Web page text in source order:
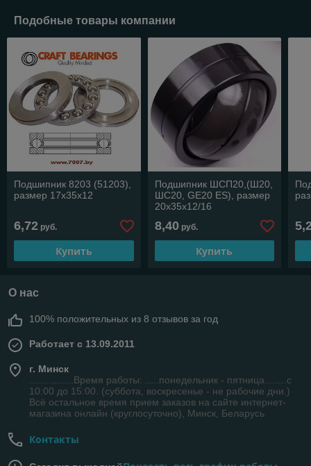
Подобные товары компании
Подшипник 8203 (51203),
размер 17х35х12
6,72 руб.
Купить
Подшипник ШСП20,(Ш20,
ШС20, GE20 ES), размер
20х35х12/16
8,40руб.
Купить
О нас
100% положительных из 8 отзывов за год
Работает с 13.09.2011
г. Минск
................Время работы: .....понедельник - пятница........с
10:00 до 15:00. (суббота, воскресенье - не рабочие дни.)
Всё остальное время прием заказов на сайте интернет-
магазина онлайн (круглосуточно), Минск, Беларусь
Контакты